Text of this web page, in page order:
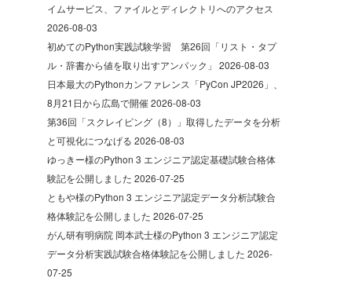
イムサービス、ファイルとディレクトリへのアクセス
2026-08-03
初めてのPython実践試験学習 第26回「リスト・タプ
ル・辞書から値を取り出すアンパック」 2026-08-03
日本最大のPythonカンファレンス「PyCon JP2026」、
8月21日から広島で開催2026-08-03
第36回「スクレイピング（8）」取得したデータを分析
と可視化につなげる 2026-08-03
ゆっきー様のPython 3 エンジニア認定基礎試験合格体
験記を公開しました 2026-07-25
ともや様のPython 3 エンジニア認定データ分析試験合
格体験記を公開しました 2026-07-25
がん研有明病院 岡本武士様のPython 3 エンジニア認定
データ分析実践試験合格体験記を公開しました 2026-
07-25